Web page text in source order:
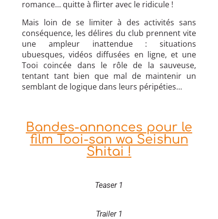
romance… quitte à flirter avec le ridicule !
Mais loin de se limiter à des activités sans
conséquence, les délires du club prennent vite
une ampleur inattendue : situations
ubuesques, vidéos diffusées en ligne, et une
Tooi coincée dans le rôle de la sauveuse,
tentant tant bien que mal de maintenir un
semblant de logique dans leurs péripéties…
Bandes-annonces pour le
film Tooi-san wa Seishun
Shitai !
Teaser 1
Trailer 1